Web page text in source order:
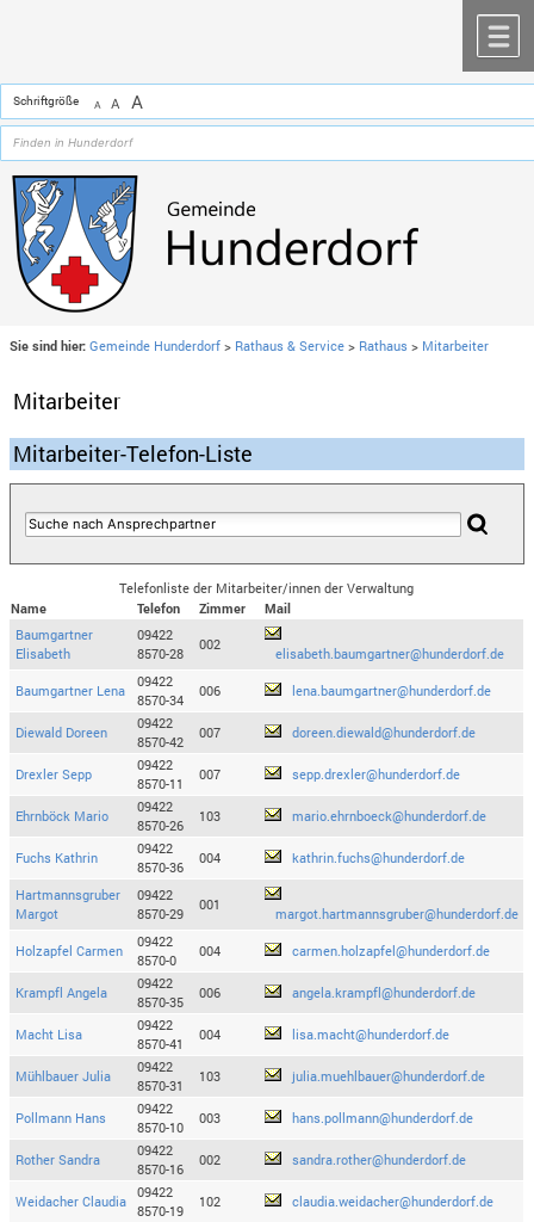
Schriftgröße A A A
Sie sind hier: Gemeinde Hunderdorf > Rathaus & Service > Rathaus > Mitarbeiter
Mitarbeiter
Mitarbeiter-Telefon-Liste
Telefonliste der Mitarbeiter/innen der Verwaltung
Name
Telefon Zimmer
Mail
Baumgartner
Elisabeth
09422
8570-28
002
elisabeth.baumgartner@hunderdorf.de
Baumgartner Lena
09422
8570-34
006 lena.baumgartner@hunderdorf.de
Diewald Doreen
09422
8570-42
007 doreen.diewald@hunderdorf.de
Drexler Sepp
09422
8570-11
007 sepp.drexler@hunderdorf.de
Ehrnböck Mario
09422
8570-26
103 mario.ehrnboeck@hunderdorf.de
Fuchs Kathrin
09422
8570-36
004 kathrin.fuchs@hunderdorf.de
Hartmannsgruber
Margot
09422
8570-29
001
margot.hartmannsgruber@hunderdorf.de
Holzapfel Carmen
09422
8570-0
004 carmen.holzapfel@hunderdorf.de
Krampfl Angela
09422
8570-35
006 angela.krampfl@hunderdorf.de
Macht Lisa
09422
8570-41
004 lisa.macht@hunderdorf.de
Mühlbauer Julia
09422
8570-31
103 julia.muehlbauer@hunderdorf.de
Pollmann Hans
09422
8570-10
003 hans.pollmann@hunderdorf.de
Rother Sandra
09422
8570-16
002 sandra.rother@hunderdorf.de
Weidacher Claudia
09422
8570-19
102 claudia.weidacher@hunderdorf.de